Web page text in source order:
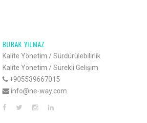
BURAK YILMAZ
Kalite Yönetim / Sürdürülebilirlik
Kalite Yönetim / Sürekli Gelişim
+905539667015
info@ne-way.com